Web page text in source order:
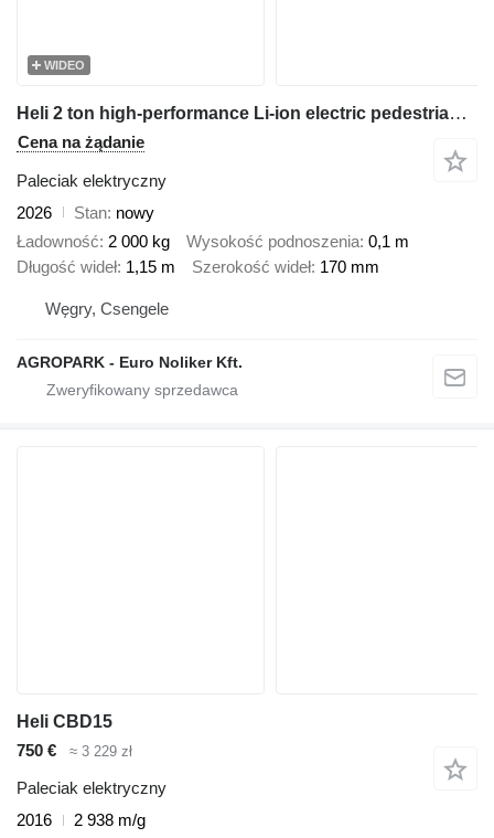
WIDEO
Heli 2 ton high-performance Li-ion electric pedestrian pallet truck
Cena na żądanie
Paleciak elektryczny
2026
Stan nowy
Ładowność 2 000 kg Wysokość podnoszenia 0,1 m
Długość wideł 1,15 m Szerokość wideł 170 mm
Węgry, Csengele
AGROPARK - Euro Noliker Kft.
Heli CBD15
750 €
≈ 3 229 zł
Paleciak elektryczny
2016
2 938 m/g